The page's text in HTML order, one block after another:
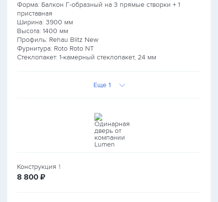
Форма: Балкон Г-образный на 3 прямые створки + 1
приставная
Ширина: 3900 мм
Высота: 1400 мм
Профиль: Rehau Blitz New
Фурнитура: Roto Roto NT
Стеклопакет: 1-камерный стеклопакет, 24 мм
Еще 1
Конструкция 1
8 800 руб.
₽